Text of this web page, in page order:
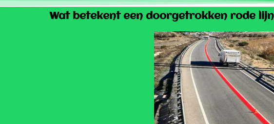
Wat betekent een doorgetrokken rode